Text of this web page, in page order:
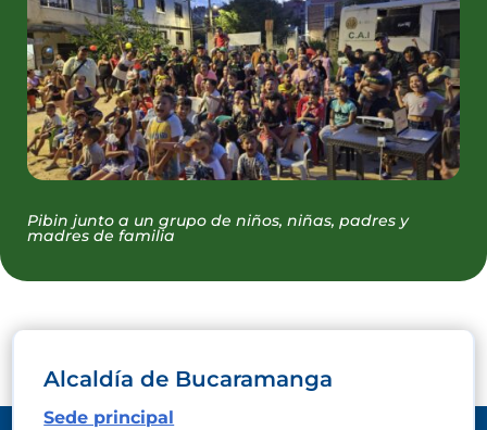
Pibin junto a un grupo de niños, niñas, padres y
madres de familia
Alcaldía de Bucaramanga
Sede principal